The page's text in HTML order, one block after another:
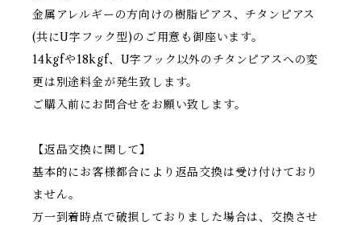
金属アレルギーの方向けの樹脂ピアス、チタンピアス
(共にU字フック型)のご用意も御座います。
14kgfや18kgf、U字フック以外のチタンピアスへの変
更は別途料金が発生致します。
ご購入前にお問合せをお願い致します。
【返品交換に関して】
基本的にお客様都合により返品交換は受け付けており
ません。
万一到着時点で破損しておりました場合は、交換させ